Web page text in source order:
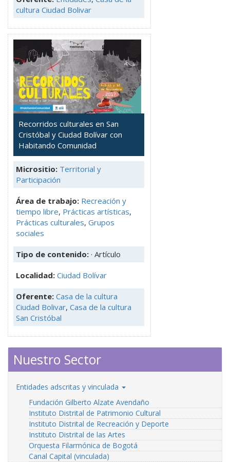
cultura Ciudad Bolivar
Recorridos culturales en San
Cristóbal y Ciudad Bolívar con
Habitando Comunidad
Micrositio: Territorial y
Participación
Área de trabajo: Recreación y
tiempo libre, Prácticas artísticas,
Prácticas culturales, Grupos
sociales
Tipo de contenido: · Artículo
Localidad: Ciudad Bolívar
Oferente: Casa de la cultura
Ciudad Bolivar, Casa de la cultura
San Cristóbal
Nuestro Sector
Entidades adscritas y vinculada
Fundación Gilberto Alzate Avendaño
Instituto Distrital de Patrimonio Cultural
Instituto Distrital de Recreación y Deporte
Instituto Distrital de las Artes
Orquesta Filarmónica de Bogotá
Canal Capital (vinculada)